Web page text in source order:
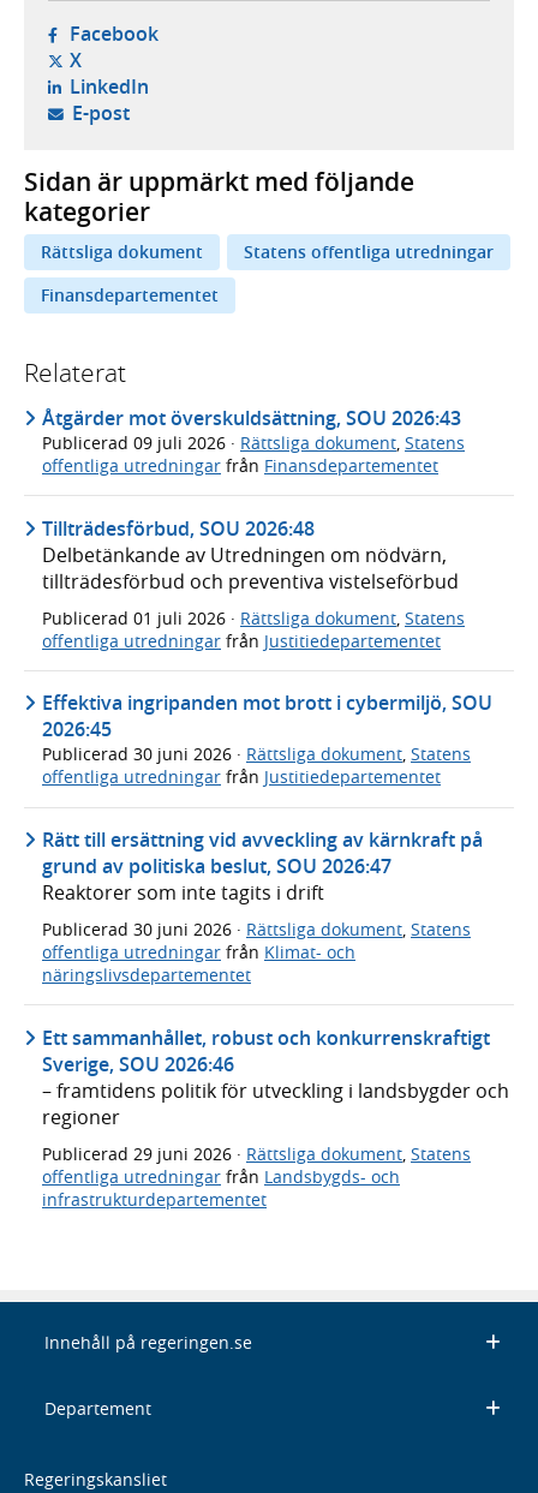
Facebook- öppnas i ny flik, extern webbplats,
X- öppnas i ny flik, extern webbplats,
LinkedIn- öppnas i ny flik, extern webbplats,
E-post- öppnar din e-postklient,
Sidan är uppmärkt med följande
kategorier
Rättsliga dokument
Statens offentliga utredningar
Finansdepartementet
Relaterat
Åtgärder mot överskuldsättning, SOU 2026:43
Publicerad 09 juli 2026 · Rättsliga dokument, Statens
offentliga utredningar från Finansdepartementet
Tillträdesförbud, SOU 2026:48
Delbetänkande av Utredningen om nödvärn,
tillträdesförbud och preventiva vistelseförbud
Publicerad 01 juli 2026 · Rättsliga dokument Statens
offentliga utredningar från Justitiedepartementet
Effektiva ingripanden mot brott i cybermiljö, SOU
2026:45
Publicerad 30 juni 2026 · Rättsliga dokument, Statens
offentliga utredningar från Justitiedepartementet
Rätt till ersättning vid avveckling av kärnkraft på
grund av politiska beslut, SOU 2026:47
Reaktorer som inte tagits i drift
Publicerad 30 juni 2026 · Rättsliga dokument, Statens
offentliga utredningar från Klimat- och
näringslivsdepartementet
Ett sammanhållet, robust och konkurrenskraftigt
Sverige, SOU 2026:46
– framtidens politik för utveckling i landsbygder och
regioner
Publicerad 29 juni 2026 · Rättsliga dokument Statens
offentliga utredningar från Landsbygds- och
infrastrukturdepartementet
Innehåll på regeringen.se
Departement
Regeringskansliet